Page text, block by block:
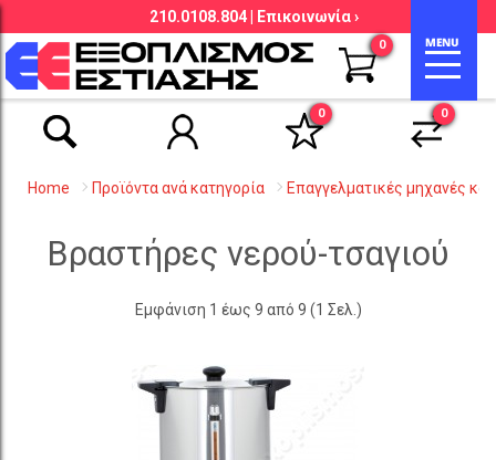
Αναζήτηση βάσει είδους, εταιρείας,
κωδικού κ.λ.π.
210.0108.804 | Επικοινωνία ›
0
0 0
Home Προϊόντα ανά κατηγορία Επαγγελματικές μηχανές
Βραστήρες νερού-τσαγιού
Εμφάνιση 1 έως 9 από 9 (1 Σελ.)